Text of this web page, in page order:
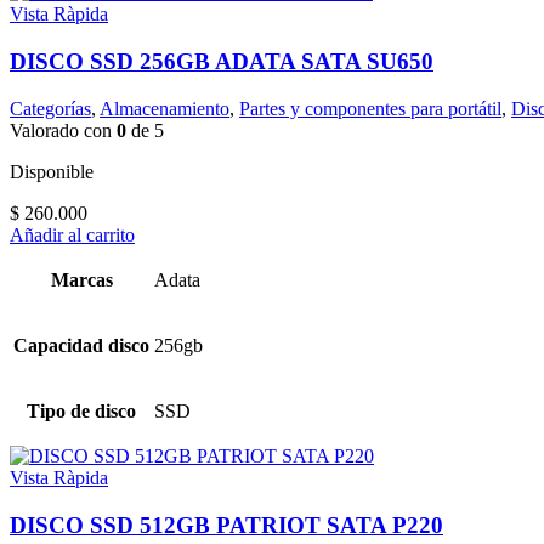
Vista Ràpida
DISCO SSD 256GB ADATA SATA SU650
Categorías, Almacenamiento, Partes y componentes para portátil,
Valorado con 0 de 5
Disponible
$ 260.000
Añadir al carrito
Marcas Adata
Capacidad disco 256gb
Tipo de disco SSD
Vista Ràpida
DISCO SSD 512GB PATRIOT SATA P220